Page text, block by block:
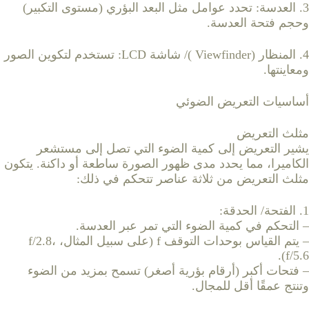
3. العدسة: تحدد عوامل مثل البعد البؤري (مستوى التكبير)
وحجم فتحة العدسة.
4. المنظار (Viewfinder )/ شاشة LCD: تستخدم لتكوين الصور
ومعاينتها.
أساسيات التعريض الضوئي
مثلث التعريض
يشير التعريض إلى كمية الضوء التي تصل إلى مستشعر
الكاميرا، مما يحدد مدى ظهور الصورة ساطعة أو داكنة. يتكون
مثلث التعريض من ثلاثة عناصر تتحكم في ذلك:
1. الفتحة/ الحدقة:
– التحكم في كمية الضوء التي تمر عبر العدسة.
– يتم القياس بوحدات التوقف f (على سبيل المثال، f/2.8،
f/5.6).
– فتحات أكبر (أرقام بؤرية أصغر) تسمح بمزيد من الضوء
وتنتج عمقًا أقل للمجال.